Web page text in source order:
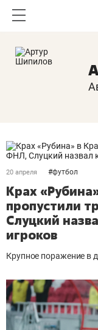
20 апреля #футбол
Крах
пропустили
Слуцкий
игроков
Крупное поражение в